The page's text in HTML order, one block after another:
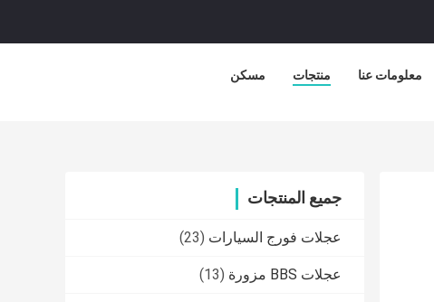
مسكن منتجات معلومات عنا
جميع المنتجات
عجلات فورج السيارات (23)
عجلات BBS مزورة (13)